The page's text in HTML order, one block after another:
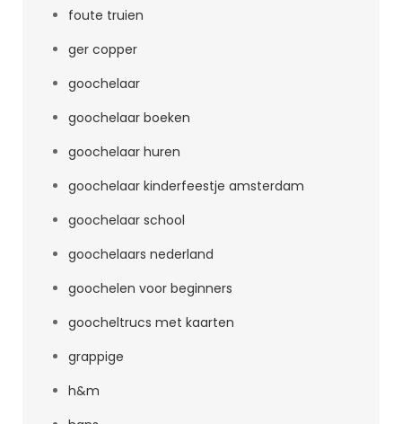
foute truien
ger copper
goochelaar
goochelaar boeken
goochelaar huren
goochelaar kinderfeestje amsterdam
goochelaar school
goochelaars nederland
goochelen voor beginners
goocheltrucs met kaarten
grappige
h&m